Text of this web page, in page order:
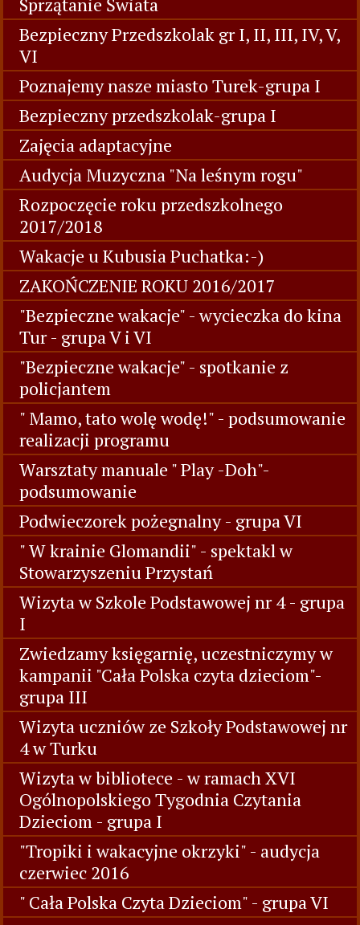
Bezpieczny Przedszkolak gr I, II, III, IV, V,
VI
Poznajemy nasze miasto Turek-grupa I
Bezpieczny przedszkolak-grupa I
Zajęcia adaptacyjne
Audycja Muzyczna "Na leśnym rogu"
Rozpoczęcie roku przedszkolnego
2017/2018
Wakacje u Kubusia Puchatka:-)
ZAKOŃCZENIE ROKU 2016/2017
"Bezpieczne wakacje" - wycieczka do kina
Tur - grupa V i VI
"Bezpieczne wakacje" - spotkanie z
policjantem
" Mamo, tato wolę wodę!" - podsumowanie
realizacji programu
Warsztaty manuale " Play -Doh"-
podsumowanie
Podwieczorek pożegnalny - grupa VI
" W krainie Glomandii" - spektakl w
Stowarzyszeniu Przystań
Wizyta w Szkole Podstawowej nr 4 - grupa
I
Zwiedzamy księgarnię, uczestniczymy w
kampanii "Cała Polska czyta dzieciom"-
grupa III
Wizyta uczniów ze Szkoły Podstawowej nr
4 w Turku
Wizyta w bibliotece - w ramach XVI
Ogólnopolskiego Tygodnia Czytania
Dzieciom - grupa I
"Tropiki i wakacyjne okrzyki" - audycja
czerwiec 2016
" Cała Polska Czyta Dzieciom" - grupa VI